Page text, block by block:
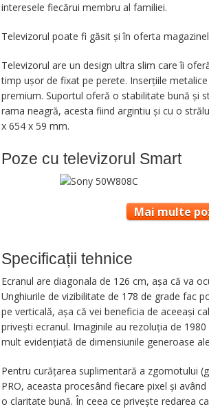
interesele fiecărui membru al familiei.
Televizorul poate fi găsit și în oferta
Televizorul are un design ultra slim care îi
timp ușor de fixat pe perete. Inserțiile
premium. Suportul oferă o stabilitate bună și
rama neagră, acesta fiind argintiu și cu o
x 654 x 59 mm.
Poze cu televizorul Smart
Mai multe
Specificații tehnice
Ecranul are diagonala de 126 cm, așa că va
Unghiurile de vizibilitate de 178 de grade fac
pe verticală, așa că vei beneficia de aceeași
privești ecranul. Imaginile au rezoluția de
mult evidențiată de dimensiunile generoase
Pentru curățarea suplimentară a zgomotului
PRO, aceasta procesând fiecare pixel și
o claritate bună. În ceea ce privește redarea